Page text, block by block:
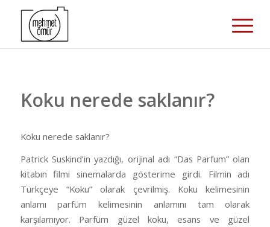
Koku nerede saklanır?
Koku nerede saklanır?
Patrick Suskind’in yazdığı, orijinal adı “Das Parfum” olan
kitabın filmi sinemalarda gösterime girdi. Filmin adı
Türkçeye “Koku” olarak çevrilmiş. Koku kelimesinin
anlamı parfüm kelimesinin anlamını tam olarak
karşılamıyor. Parfüm güzel koku, esans ve güzel